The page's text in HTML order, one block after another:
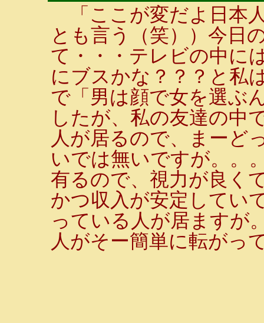
「ここが変だよ日本
とも言う（笑））今日
て・・・テレビの中に
にブスかな？？？と私
で「男は顔で女を選ぶ
したが、私の友達の中
人が居るので、まーど
いでは無いですが。。
有るので、視力が良く
かつ収入が安定してい
っている人が居ますが
人がそー簡単に転がっ